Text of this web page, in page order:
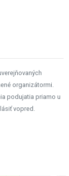
organizátormi.
podujatia priamo u
vopred.